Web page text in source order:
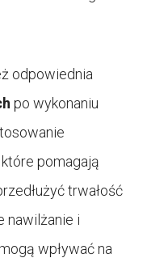
odpowiednia
po wykonaniu
pomagają
trwałość
nawilżanie i
wpływać na